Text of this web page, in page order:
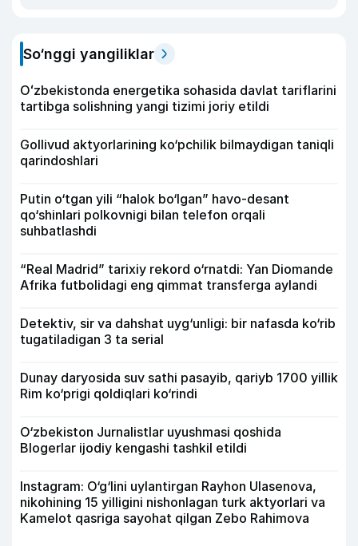
So‘nggi yangiliklar
Oʻzbekistonda energetika sohasida davlat tariflarini
tartibga solishning yangi tizimi joriy etildi
Gollivud aktyorlarining ko‘pchilik bilmaydigan taniqli
qarindoshlari
Putin o‘tgan yili “halok bo‘lgan” havo-desant
qo‘shinlari polkovnigi bilan telefon orqali
suhbatlashdi
“Real Madrid” tarixiy rekord o‘rnatdi: Yan Diomande
Afrika futbolidagi eng qimmat transferga aylandi
Detektiv, sir va dahshat uyg‘unligi: bir nafasda ko‘rib
tugatiladigan 3 ta serial
Dunay daryosida suv sathi pasayib, qariyb 1700 yillik
Rim ko‘prigi qoldiqlari ko‘rindi
O‘zbekiston Jurnalistlar uyushmasi qoshida
Blogerlar ijodiy kengashi tashkil etildi
Instagram: O‘g‘lini uylantirgan Rayhon Ulasenova,
nikohining 15 yilligini nishonlagan turk aktyorlari va
Kamelot qasriga sayohat qilgan Zebo Rahimova